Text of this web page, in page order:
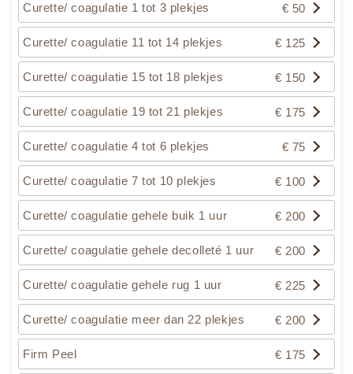
Curette/ coagulatie 1 tot 3 plekjes € 50
Curette/ coagulatie 11 tot 14 plekjes € 125
Curette/ coagulatie 15 tot 18 plekjes € 150
Curette/ coagulatie 19 tot 21 plekjes € 175
Curette/ coagulatie 4 tot 6 plekjes € 75
Curette/ coagulatie 7 tot 10 plekjes € 100
Curette/ coagulatie gehele buik 1 uur € 200
Curette/ coagulatie gehele decolleté 1 uur € 200
Curette/ coagulatie gehele rug 1 uur € 225
Curette/ coagulatie meer dan 22 plekjes € 200
Firm Peel € 175